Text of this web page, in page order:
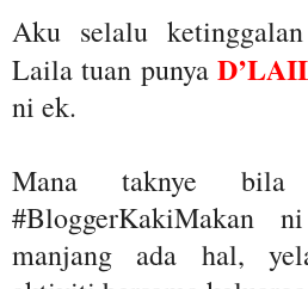
Aku selalu
Laila tuan punya
ni ek.
Mana taknye bila
#BloggerKakiMakan
manjang ada hal,